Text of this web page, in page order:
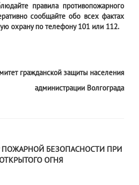
правила противопожарного
сообщайте обо всех фактах
охрану по телефону 101 или 112.
гражданской защиты населения
администрации Волгограда
БЕЗОПАСНОСТИ ПРИ
ОГНЯ